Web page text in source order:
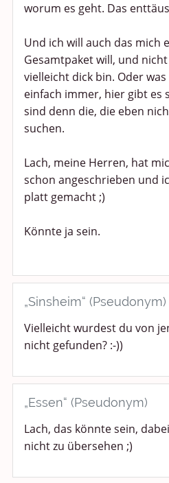
worum es geht. Das
Und ich will auch das mich
Gesamtpaket will, und
vielleicht dick bin. Oder
einfach immer, hier gibt es
sind denn die, die eben
suchen.
Lach, meine Herren, hat
schon angeschrieben und
platt gemacht ;)
Könnte ja sein.
„Sinsheim“ (Pseudonym)
Vielleicht wurdest du von
nicht gefunden? :-))
„Essen“ (Pseudonym)
Lach, das könnte sein,
nicht zu übersehen ;)